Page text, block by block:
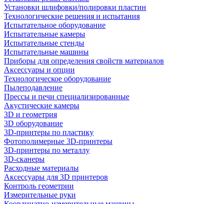
Установки шлифовки/полировки пластин
Технологические решения и испытания
Испытательное оборудование
Испытательные камеры
Испытательные стенды
Испытательные машины
Приборы для определения свойств материалов
Аксессуары и опции
Технологическое оборудование
Пылеподавление
Прессы и печи специализированные
Акустические камеры
3D и геометрия
3D оборудование
3D-принтеры по пластику
Фотополимерные 3D-принтеры
3D-принтеры по металлу
3D-сканеры
Расходные материалы
Аксессуары для 3D принтеров
Контроль геометрии
Измерительные руки